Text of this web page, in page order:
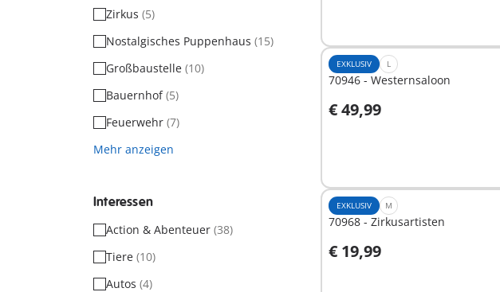
Zirkus (5)
Nostalgisches Puppenhaus (15)
Großbaustelle (10)
Bauernhof(5)
Feuerwehr (7)
Mehr anzeigen
Interessen
Action & Abenteuer (38)
Tiere (10)
Autos (4)
EXKLUSIV L
70946 - Westernsaloon
€ 49,99
In den Warenkorb
EXKLUSIV M
70968 - Zirkusartisten
€ 19,99